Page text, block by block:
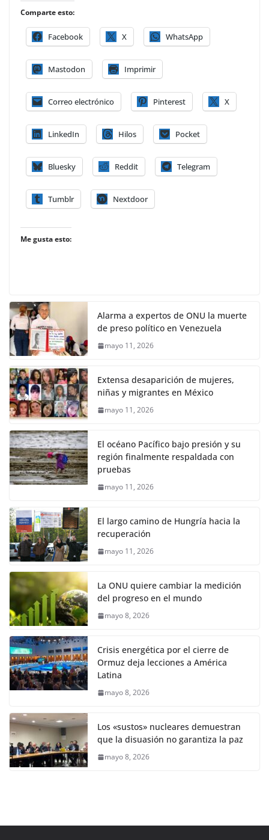
Comparte esto:
Facebook X WhatsApp
Mastodon Imprimir
Correo electrónico Pinterest X
LinkedIn Hilos Pocket
Bluesky Reddit Telegram
Tumblr Nextdoor
Me gusta esto:
Alarma a expertos de ONU la muerte
de preso político en Venezuela
mayo 11, 2026
Extensa desaparición de mujeres,
niñas y migrantes en México
mayo 11, 2026
El océano Pacífico bajo presión y su
región finalmente respaldada con
pruebas
mayo 11, 2026
El largo camino de Hungría hacia la
recuperación
mayo 11, 2026
La ONU quiere cambiar la medición
del progreso en el mundo
mayo 8, 2026
Crisis energética por el cierre de
Ormuz deja lecciones a América
Latina
mayo 8, 2026
Los «sustos» nucleares demuestran
que la disuasión no garantiza la paz
mayo 8, 2026